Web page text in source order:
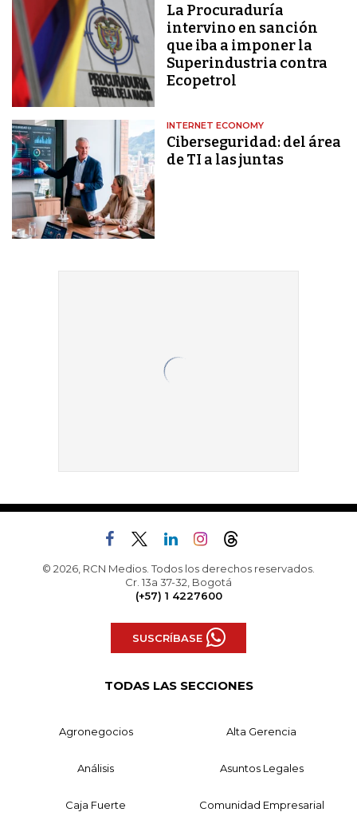
La Procuraduría
intervino en sanción
que iba a imponer la
Superindustria contra
Ecopetrol
INTERNET ECONOMY
Ciberseguridad: del área
de TI a las juntas
© 2026, RCN Medios. Todos los derechos reservados.
Cr. 13a 37-32, Bogotá
(+57) 1 4227600
SUSCRÍBASE
TODAS LAS SECCIONES
Agronegocios Alta Gerencia
Análisis Asuntos Legales
Caja Fuerte Comunidad Empresarial